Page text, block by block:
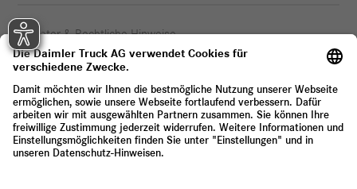
Anbieter & Rechtliche Hinweise
Datenschutz